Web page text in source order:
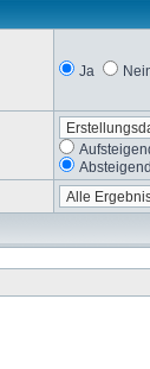
Ja
Absteigend